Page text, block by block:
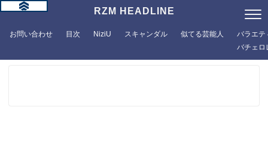
RZM HEADLINE
お問い合わせ 目次 NiziU スキャンダル 似てる芸能人
バラエテ
バチェロ